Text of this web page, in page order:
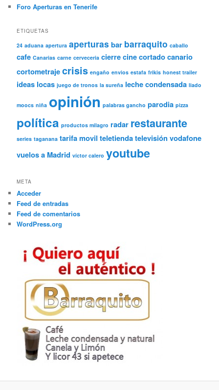
Foro Aperturas en Tenerife
ETIQUETAS
24 aduana apertura aperturas bar barraquito caballo
cafe Canarias carne cerveceria cierrecinecortado canario
cortometrajecrisis engaño envios estafa frikis honest trailer
ideas locas juego de tronos la sureña leche condensada liado
moocs niña opinión palabras gancho parodia pizza
política productos milagro radar restaurante
series taganana tarifa movil teletiendatelevisión vodafone
vuelos a Madrid víctor calero youtube
META
Acceder
Feed de entradas
Feed de comentarios
WordPress.org